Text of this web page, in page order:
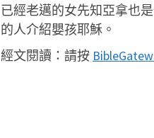
已經老邁的女先知亞拿也
的人介紹嬰孩耶穌。
經文閱讀： 請按